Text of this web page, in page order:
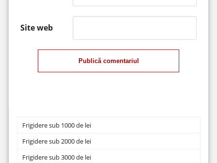
Site web
Publică comentariul
Frigidere sub 1000 de lei
Frigidere sub 2000 de lei
Frigidere sub 3000 de lei